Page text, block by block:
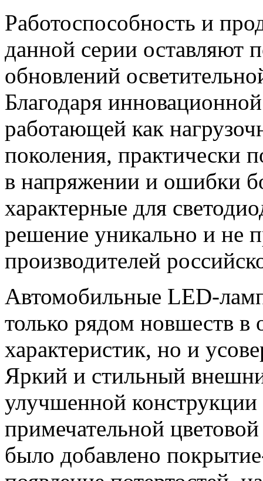
Работоспособность и
данной серии оставляют
обновлений
Благодаря
работающей как
поколения, практически
в напряжении и ошибки
характерные для
решение уникально и не
производителей
Автомобильные LED-
только рядом новшеств в
характеристик, но и
Яркий и стильный
улучшенной
примечательной
было добавлено